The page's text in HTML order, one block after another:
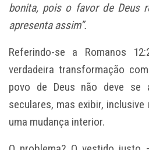
bonita, pois o favor de Deus
apresenta assim”.
Referindo-se a Romanos
verdadeira transformação
povo de Deus não deve se
seculares, mas exibir,
uma mudança interior.